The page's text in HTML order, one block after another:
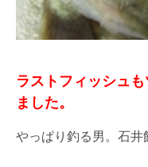
ラストフィッシュ
ました。
やっぱり釣る男。石井